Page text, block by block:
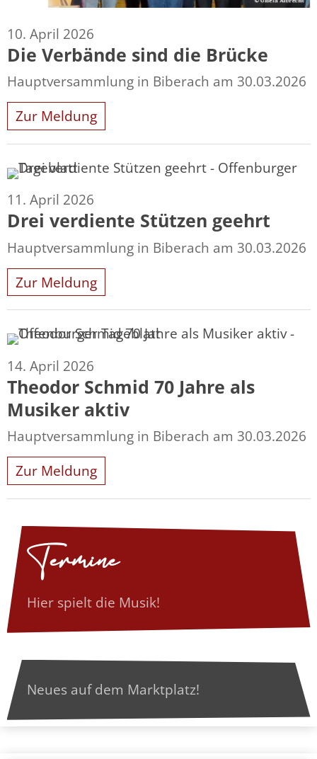
10. April 2026
Die Verbände sind die Brücke
Hauptversammlung in Biberach am 30.03.2026
Zur Meldung
11. April 2026
Drei verdiente Stützen geehrt
Hauptversammlung in Biberach am 30.03.2026
Zur Meldung
14. April 2026
Theodor Schmid 70 Jahre als
Musiker aktiv
Hauptversammlung in Biberach am 30.03.2026
Zur Meldung
Termine
Hier spielt die Musik!
Neues auf dem Marktplatz!